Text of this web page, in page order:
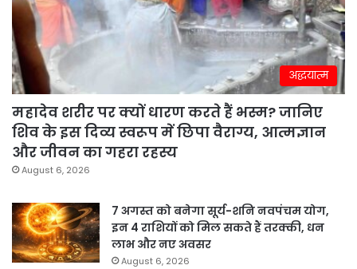
अद्धयात्म
महादेव शरीर पर क्यों धारण करते हैं भस्म? जानिए
शिव के इस दिव्य स्वरूप में छिपा वैराग्य, आत्मज्ञान
और जीवन का गहरा रहस्य
August 6, 2026
7 अगस्त को बनेगा सूर्य-शनि नवपंचम योग,
इन 4 राशियों को मिल सकते हैं तरक्की, धन
लाभ और नए अवसर
August 6, 2026